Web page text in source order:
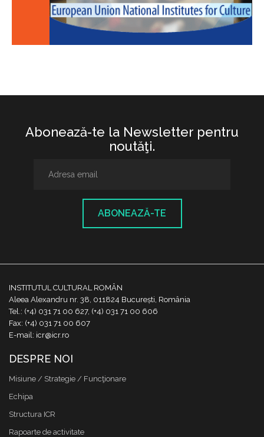
Abonează-te la Newsletter pentru
noutăţi.
ABONEAZĂ-TE
INSTITUTUL CULTURAL ROMÂN
Aleea Alexandru nr. 38, 011824 București, România
Tel.: (+4) 031 71 00 627, (+4) 031 71 00 606
Fax: (+4) 031 71 00 607
E-mail: icr@icr.ro
DESPRE NOI
Misiune / Strategie / Funcţionare
Echipa
Structura ICR
Rapoarte de activitate